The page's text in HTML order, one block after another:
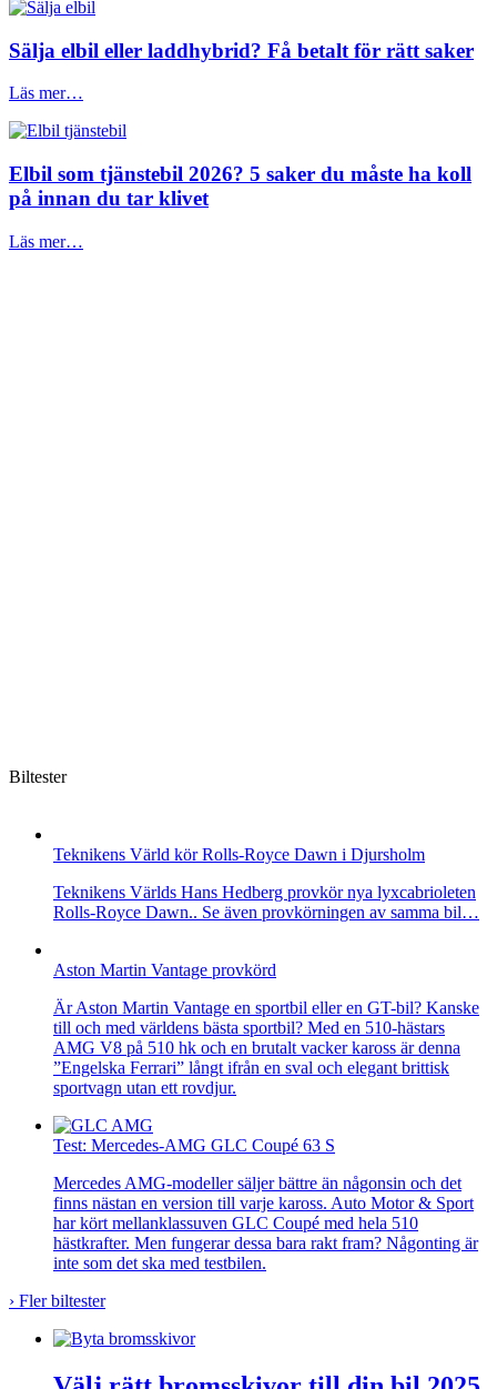
Sälja elbil eller laddhybrid? Få betalt för rätt saker
Läs mer…
Elbil som tjänstebil 2026? 5 saker du måste ha koll
på innan du tar klivet
Läs mer…
Biltester
Teknikens Värld kör Rolls-Royce Dawn i Djursholm
Teknikens Världs Hans Hedberg provkör nya lyxcabrioleten
Rolls-Royce Dawn.. Se även provkörningen av samma bil…
Aston Martin Vantage provkörd
Är Aston Martin Vantage en sportbil eller en GT-bil? Kanske
till och med världens bästa sportbil? Med en 510-hästars
AMG V8 på 510 hk och en brutalt vacker kaross är denna
”Engelska Ferrari” långt ifrån en sval och elegant brittisk
sportvagn utan ett rovdjur.
Test: Mercedes-AMG GLC Coupé 63 S
Mercedes AMG-modeller säljer bättre än någonsin och det
finns nästan en version till varje kaross. Auto Motor & Sport
har kört mellanklassuven GLC Coupé med hela 510
hästkrafter. Men fungerar dessa bara rakt fram? Någonting är
inte som det ska med testbilen.
› Fler biltester